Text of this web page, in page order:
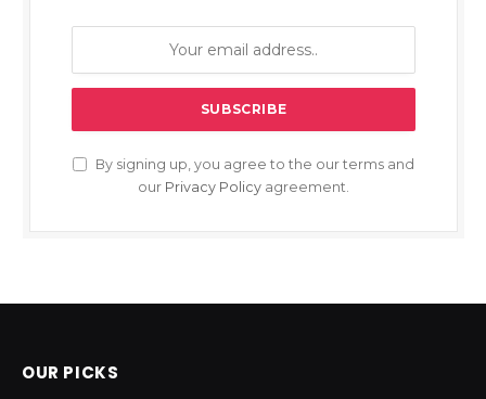
By signing up, you agree to the our terms and
our Privacy Policy agreement.
OUR PICKS